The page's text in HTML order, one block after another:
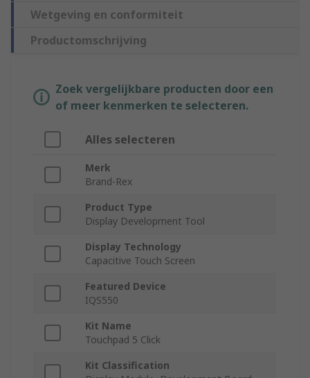
Wetgeving en conformiteit
Productomschrijving
Zoek vergelijkbare producten door een
of meer kenmerken te selecteren.
Alles selecteren
Merk
Brand-Rex
Product Type
Display Development Tool
Display Technology
Capacitive Touch Screen
Featured Device
IQS550
Kit Name
Touchpad 5 Click
Kit Classification